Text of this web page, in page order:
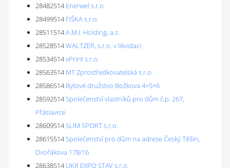
28482514 Enerwel s.r.o.
28499514 FIŠKA s.r.o.
28511514A.M.I. Holding, a.s.
28528514WALTZER, s.r.o. v likvidaci
28534514xPrint s.r.o.
28563514 MT Zprostředkovatelská s.r.o.
28586514 Bytové družstvo Božkova 4+5+6
28592514Společenství vlastníků pro dům č.p. 267,
Přáslavice.
28609514SLIM SPORT s.r.o.
28615514Společenství pro dům na adrese Český Těšín,
Dvořákova 178/16
28638514 UKR EXPO STAV s.r.o.